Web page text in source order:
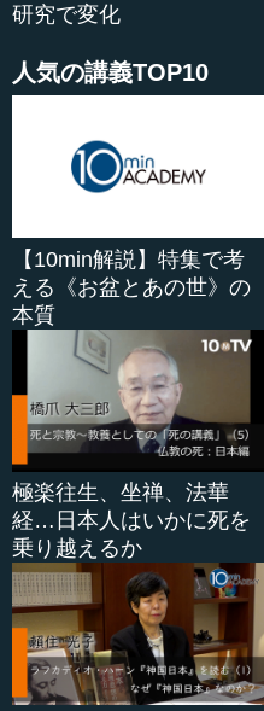
研究で変化
人気の講義TOP10
【10min解説】特集で考
える《お盆とあの世》の
本質
極楽往生、坐禅、法華
経…日本人はいかに死を
乗り越えるか